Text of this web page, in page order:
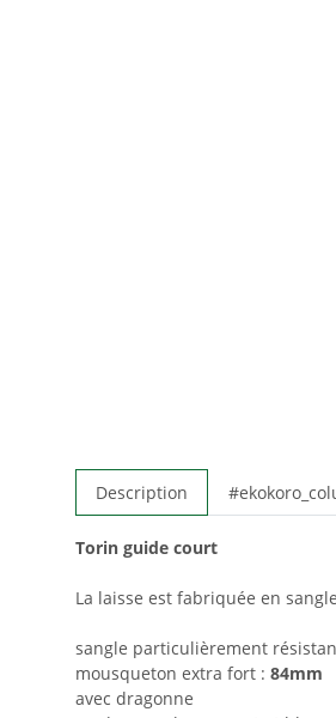
Description
Torin guide court
La laisse est fabriquée en
sangle particulièrement
mousqueton extra fort : 84mm
avec dragonne